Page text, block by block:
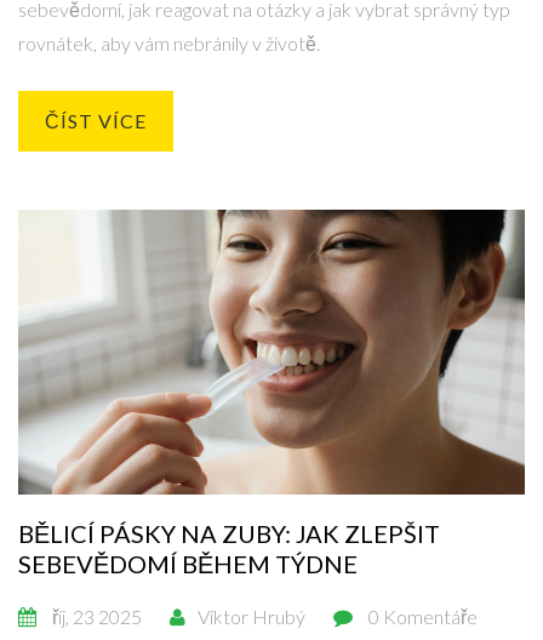
sebevědomí, jak reagovat na otázky a jak vybrat správný typ
rovnátek, aby vám nebránily v životě.
ČÍST VÍCE
BĚLICÍ PÁSKY NA ZUBY: JAK ZLEPŠIT
SEBEVĚDOMÍ BĚHEM TÝDNE
říj, 23 2025 Viktor Hrubý
0 Komentáře